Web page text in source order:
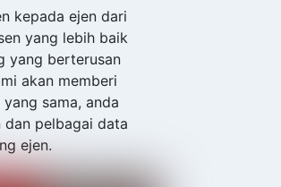
kepada ejen dari
yang lebih baik
yang berterusan
akan memberi
sama, anda
pelbagai data
ejen.